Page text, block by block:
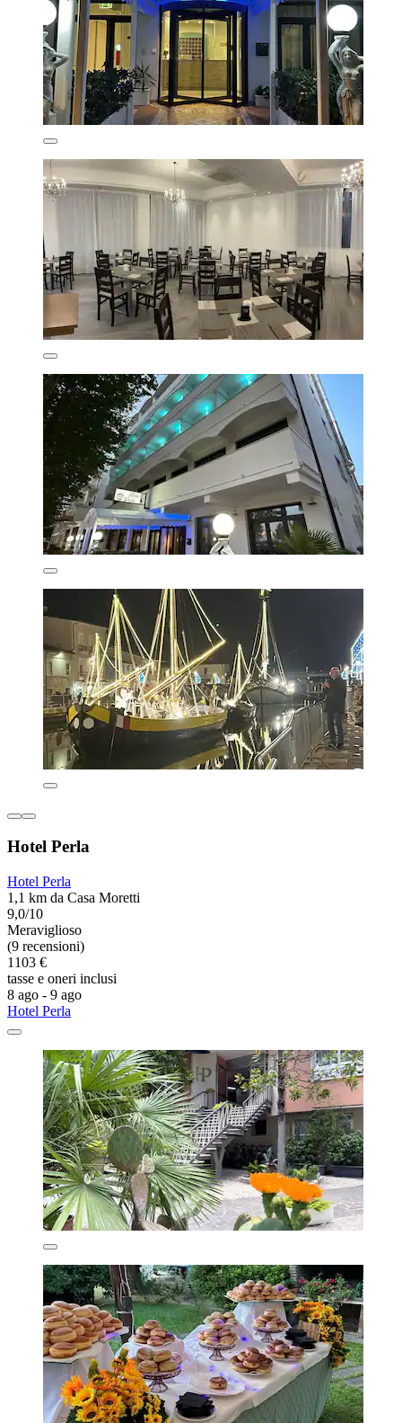
Hotel Perla
Hotel Perla
1,1 km da Casa Moretti
9,0/10
Meraviglioso
(9 recensioni)
1103 €
tasse e oneri inclusi
8 ago - 9 ago
Hotel Perla